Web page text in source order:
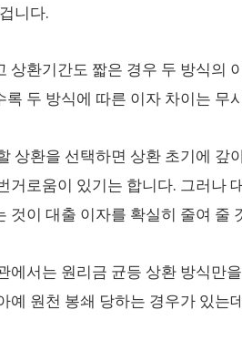
니다.
상환기간도 짧은 경우 두 방식의
록 두 방식에 따른 이자 차이는 무
상환을 선택하면 상환 초기에 갚
거로움이 있기는 합니다. 그러나
것이 대출 이자를 확실히 줄여 줄
에서는 원리금 균등 상환 방식만
예 원천 봉쇄 당하는 경우가 있는